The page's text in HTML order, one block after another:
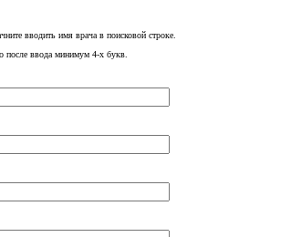
вводить имя врача в поисковой строке.
после ввода минимум 4-х букв.